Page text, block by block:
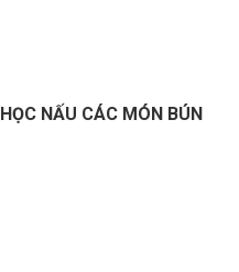
HỌC NẤU CÁC MÓN BÚN